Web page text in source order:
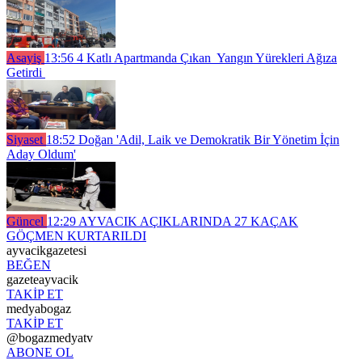
Asayiş 13:56 4 Katlı Apartmanda Çıkan Yangın Yürekleri Ağıza
Getirdi
Siyaset 18:52 Doğan 'Adil, Laik ve Demokratik Bir Yönetim İçin
Aday Oldum'
Güncel 12:29 AYVACIK AÇIKLARINDA 27 KAÇAK
GÖÇMEN KURTARILDI
ayvacikgazetesi
BEĞEN
gazeteayvacik
TAKİP ET
medyabogaz
TAKİP ET
@bogazmedyatv
ABONE OL